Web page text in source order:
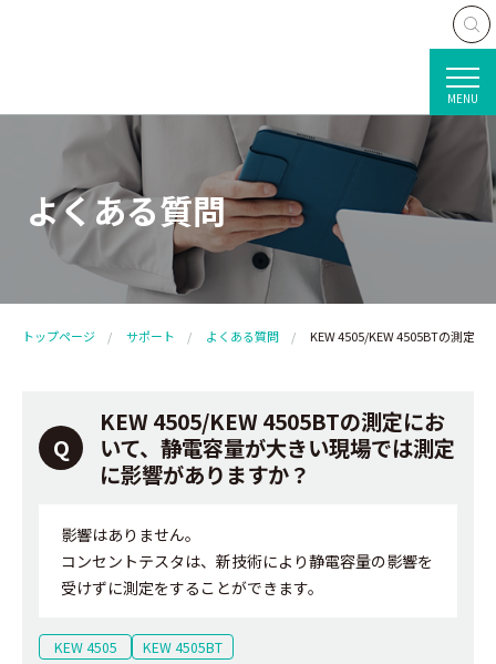
MENU
よくある質問
トップページ サポート よくある質問 KEW 4505/KEW 4505BTの測定
KEW 4505/KEW 4505BTの測定にお
いて、静電容量が大きい現場では測定
に影響がありますか？
影響はありません。
コンセントテスタは、新技術により静電容量の影響を
受けずに測定をすることができます。
KEW 4505 KEW 4505BT